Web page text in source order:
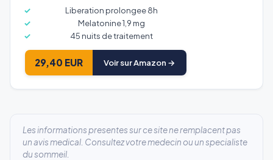
Liberation prolongee 8h
Melatonine 1,9 mg
45 nuits de traitement
29,40 EUR Voir sur Amazon →
Les informations presentes sur ce site ne remplacent pas
un avis medical. Consultez votre medecin ou un specialiste
du sommeil.